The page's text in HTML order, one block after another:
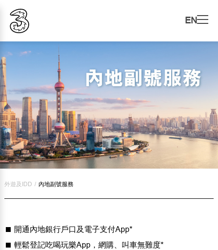
EN
外遊及IDD / 內地副號服務
開通內地銀行戶口及電子支付App*
輕鬆登記吃喝玩樂App，網購、叫車無難度*